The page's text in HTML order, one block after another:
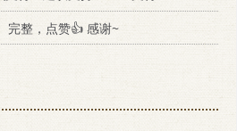
完整，点赞👍 感谢~